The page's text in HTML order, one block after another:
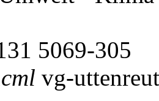
5069-305
vg-